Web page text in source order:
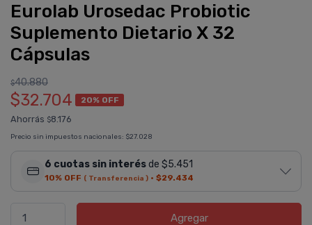
Eurolab Urosedac Probiotic
Suplemento Dietario X 32
Cápsulas
$40.880
$32.704 20% OFF
Ahorrás $8.176
Precio sin impuestos nacionales: $27.028
6 cuotas sin interésde $5.451
10% OFF ( Transferencia ) · $29.434
Agregar